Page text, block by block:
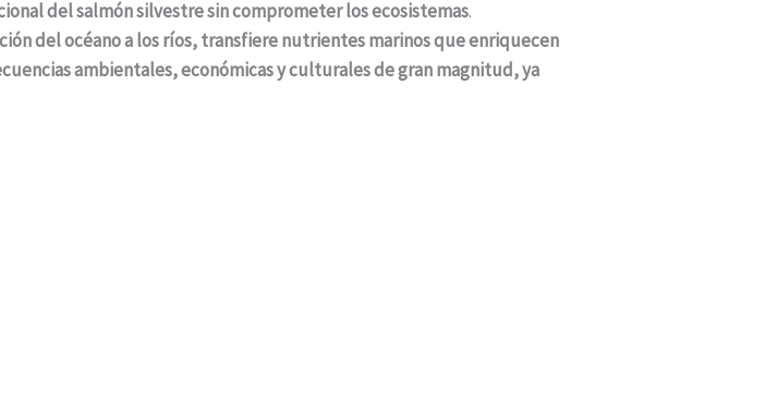
del salmón silvestre sin comprometer los ecosistemas.
del océano a los ríos, transfiere nutrientes marinos que enriquecen
ambientales, económicas y culturales de gran magnitud, ya